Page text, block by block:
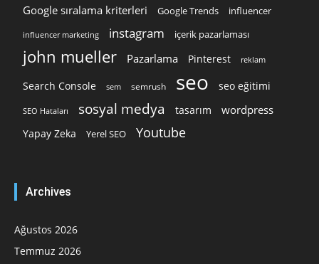
Google sıralama kriterleri Google Trends influencer
influencer marketing instagram içerik pazarlaması
john mueller Pazarlama Pinterest reklam
Search Console sem semrush seo seo eğitimi
SEO Hataları sosyal medya tasarım wordpress
Yapay Zeka Yerel SEO Youtube
Archives
Ağustos 2026
Temmuz 2026